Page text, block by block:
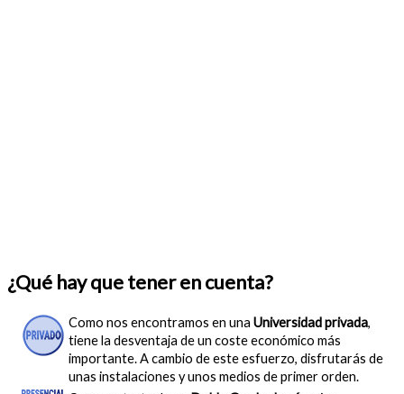
¿Qué hay que tener en cuenta?
Como nos encontramos en una Universidad privada,
tiene la desventaja de un coste económico más
importante. A cambio de este esfuerzo, disfrutarás de
unas instalaciones y unos medios de primer orden.